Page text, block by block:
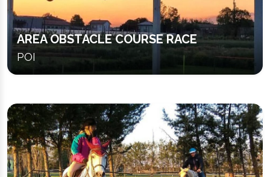
AREA OBSTACLE COURSE RACE
POI